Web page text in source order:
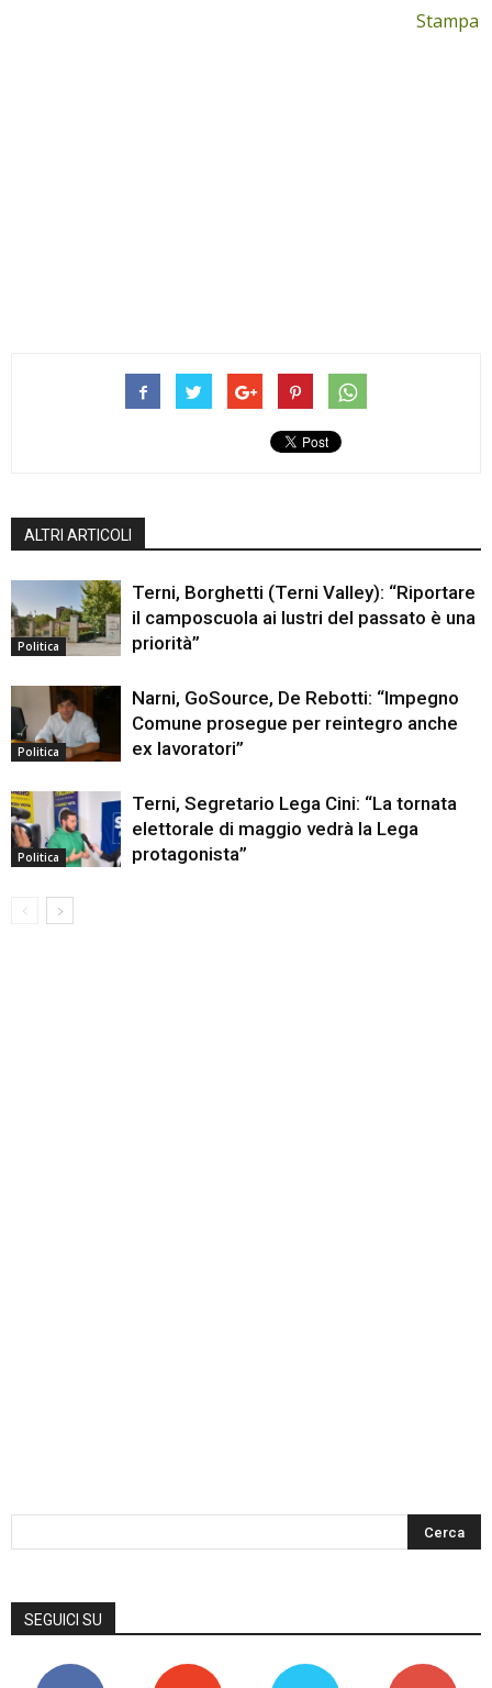
Stampa
ALTRI ARTICOLI
Politica
Terni, Borghetti (Terni Valley): “Riportare
il camposcuola ai lustri del passato è una
priorità”
Politica
Narni, GoSource, De Rebotti: “Impegno
Comune prosegue per reintegro anche
ex lavoratori”
Politica
Terni, Segretario Lega Cini: “La tornata
elettorale di maggio vedrà la Lega
protagonista”
SEGUICI SU